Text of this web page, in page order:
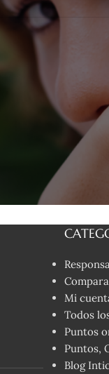
Mi
Todos
Puntos
Puntos,
Blog